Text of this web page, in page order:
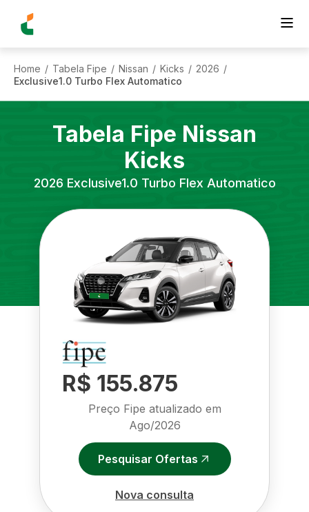
Home / Tabela Fipe / Nissan / Kicks / 2026 /
Exclusive1.0 Turbo Flex Automatico
Tabela Fipe Nissan
Kicks
2026 Exclusive1.0 Turbo Flex Automatico
R$ 155.875
Preço Fipe atualizado em
Ago/2026
Pesquisar Ofertas
Nova consulta